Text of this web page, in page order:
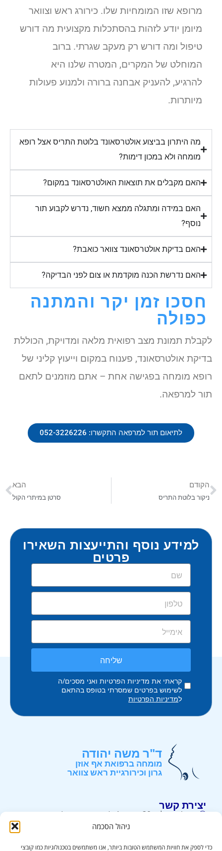
ניהול הסכמה
כדי לספק את חוויות המשתמש הטובות ביותר, אנו משתמשים בטכנולוגיות כמו קובצי
מרופא שזו המומחיות שלו. כירורג ראש וצוואר
מיומן יודע לזהות בהסתכלות מקצועית מה דורש
טיפול ומה דורש רק מעקב שגרתי. ברוב
המוחלט של המקרים, המטרה שלנו היא
להרגיע, להעניק אבחנה ברורה ולמנוע פעולות
מיותרות.
מה היתרון בביצוע אולטרסאונד בלוטת התריס אצל רופא
מומחה ולא במכון דימות?
האם מקבלים את תוצאות האולטרסאונד במקום?
האם במידה ומתגלה ממצא חשוד, נדרש לקבוע תור
נוסף?
האם בדיקת אולטרסאונד צוואר כואבת?
האם נדרשת הכנה מוקדמת או צום לפני הבדיקה?
חסכו זמן יקר והמתנה
כפולה
לקבלת תמונת מצב רפואית מלאה ומדויקת, הכוללת
בדיקת אולטרסאונד, פענוח במקום וייעוץ קליני של
רופא מומחה בפגישה אחת – אתם מוזמנים לתאם
תור למרפאה.
לתיאום תור למרפאה התקשרו: 052-3226226
הקודם
ניקור בלוטת התריס
הבא
סרטן במיתרי הקול
למידע נוסף והתייעצות השאירו
פרטים
קראתי את מדיניות הפרטיות ואני מסכים/ה
לשימוש בפרטים שמסרתי בטופס בהתאם
למדיניות הפרטיות
שליחה
ד"ר משה יהודה
מומחה ברפואת אף אוזן
גרון וכירורגיית ראש צוואר
יצירת קשר
רח' ירושלים 39, קומה 4, (קניון קרית אונו) . קרית אונו.